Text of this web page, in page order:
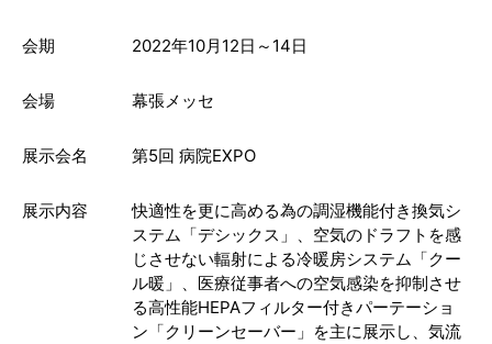
会期 2022年10月12日～14日
会場 幕張メッセ
展示会名 第5回 病院EXPO
展示内容
快適性を更に高める為の調湿機能付き換気シ
ステム「デシックス」、空気のドラフトを感
じさせない輻射による冷暖房システム「クー
ル暖」、医療従事者への空気感染を抑制させ
る高性能HEPAフィルター付きパーテーショ
ン「クリーンセーバー」を主に展示し、気流